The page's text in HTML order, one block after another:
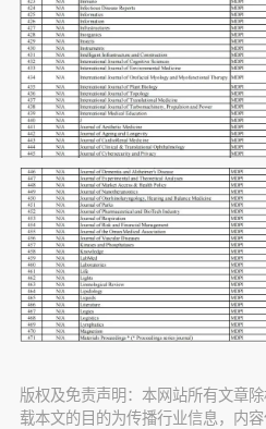
版权及免责声明：本网站所有文章
载本文的目的为传播行业信息，内